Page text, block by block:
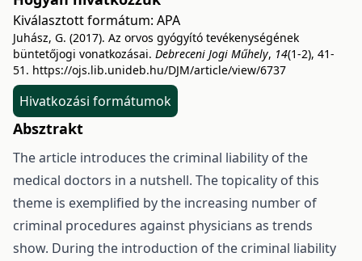
Kiválasztott formátum: APA
Juhász, G. (2017). Az orvos gyógyító tevékenységének
büntetőjogi vonatkozásai. Debreceni Jogi Műhely, 14(1-2), 41-
51. https://ojs.lib.unideb.hu/DJM/article/view/6737
Hivatkozási formátumok
Absztrakt
The article introduces the criminal liability of the
medical doctors in a nutshell. The topicality of this
theme is exemplified by the increasing number of
criminal procedures against physicians as trends
show. During the introduction of the criminal liability